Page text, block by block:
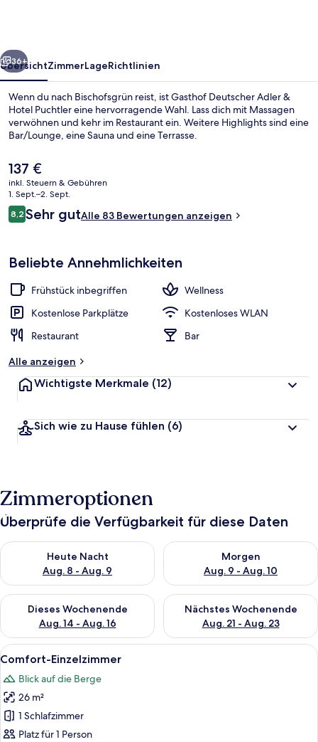
Massage- und Behandlungsräume
Weiter
36+
ÜbersichtZimmerLageRichtlinien
Wenn du nach Bischofsgrün reist, ist Gasthof Deutscher Adler &
Hotel Puchtler eine hervorragende Wahl. Lass dich mit Massagen
verwöhnen und kehr im Restaurant ein. Weitere Highlights sind eine
Bar/Lounge, eine Sauna und eine Terrasse.
Der
aktuelle
Preis
beträgt
137 €.
137 €
inkl. Steuern & Gebühren
1. Sept.–2. Sept.
Bewertungen
8,28,2 von 10.
Sehr gutAlle 83 Bewertungen anzeigen
Beliebte Annehmlichkeiten
Frühstück inbegriffen
Wellness
Kostenlose Parkplätze
Kostenloses WLAN
Restaurant
Bar
Alle anzeigen
Wichtigste Merkmale (12)
Sich wie zu Hause fühlen (6)
Zimmeroptionen
Überprüfe die Verfügbarkeit für diese Daten
Heute Nacht
Aug. 8 - Aug. 9
Überprüfe die Verfügbarkeit für heute Nacht, Aug. 8 - Aug. 9.
Morgen
Aug. 9 - Aug. 10
Überprüfe die Verfügbarkeit
Dieses Wochenende
Aug. 14 - Aug. 16
Überprüfe die Verfügbarkeit für dieses Wochenende, Aug. 14
Nächstes Wochenende
Aug. 21 - Aug. 23
Überprüfe die Verfügbarkeit
Alle
Fotos
für
Comfort-
Einzelzimmer
anzeigen
Ein Hotelzimmer mit einem Bett,
1
Comfort-Einzelzimmer
Blick auf die Berge
26 m²
1 Schlafzimmer
Platz für 1 Person